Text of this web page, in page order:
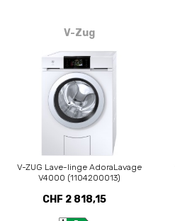
V-Zug
V-ZUG Lave-linge AdoraLavage
V4000 (1104200013)
CHF 2 818,15